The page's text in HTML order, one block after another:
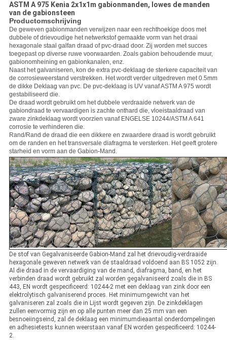
ASTM A 975 Kenia 2x1x1m gabionmanden, lowes de manden
van de gabionsteen
Productomschrijving
De geweven gabionmanden verwijzen naar een rechthoekige doos met
dubbele of drievoudige het netwerkstof gemaakte vorm van het draai
hexagonale staal galfan draad of pvc-draad door. Zij worden met succes
toegepast op diverse ruwe voorwaarden. Zoals gabion behoudende muur,
gabionomheining en gabionkanalen, enz.
Naast het galvaniseren, kon de extra pvc-deklaag de sterkere capaciteit van
de corrosieweerstand verstrekken. Het wordt verder uitgedreven met 0.5mm
de dikke Deklaag van pvc. De pvc-deklaag is UV vanaf ASTM A 975 wordt
gestabiliseerd die.
De draad wordt gebruikt om het dubbele verdraaide netwerk van de
gabiondraad te vervaardigen is zachte onthard die, vloeistaaldraad van
zware zinkdeklaag wordt voorzien vanaf ENGELSE 10244/ASTM A 641
corrosie te verhinderen die.
Rand/Rand de draad die een dikkere en zwaardere draad is wordt gebruikt
om de randen en het transversale diafragma te versterken. Het geeft grotere
starheid en vorm aan de Gabion-Mand.
De stof van Gegalvaniseerde Gabion-Mand zal het drievoudig-verdraaide
hexagonale geweven netwerk van de staaldraad voldoend aan BS 1052 zijn.
Al die draad in de vervaardiging van de mand, diafragma, band, en het
verbinden draad wordt gebruikt zal worden gegalvaniseerd zoals die in BS
443, EN wordt gespecificeerd: 10244-2 met een deklaag van zink door een
elektrolytisch galvaniserend proces. Het minimumgewicht van het
galvaniseren zal zoals die in Lijst wordt gegeven zijn. De zinkdeklagen
zullen eenvormig zijn en op alle punten meer dan 25 mm van een
besnoeiingseind, zal de deklaag een minimumdieaantal onderdompelingen
en adhesietests kunnen weerstaan vanaf EN worden gespecificeerd: 10244-
2.